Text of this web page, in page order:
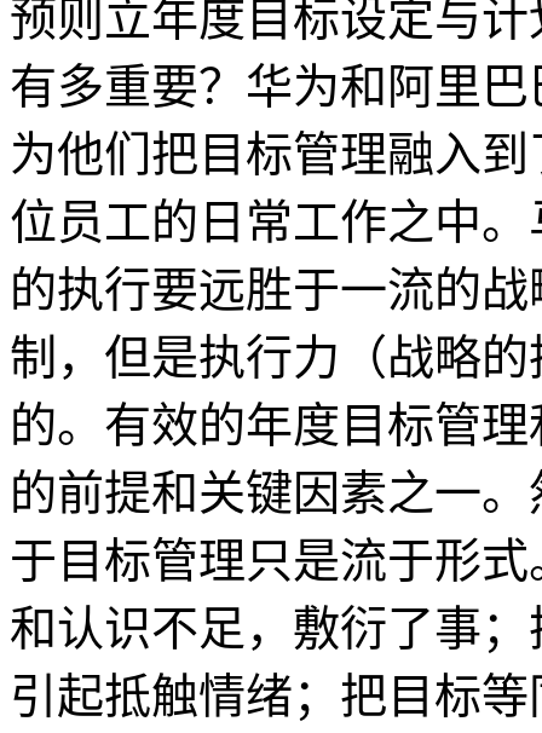
预则立年度目标设定与
有多重要？华为和阿里
为他们把目标管理融入
位员工的日常工作之中
的执行要远胜于一流的
制，但是执行力（战略
的。有效的年度目标管
的前提和关键因素之一
于目标管理只是流于形
和认识不足，敷衍了事
引起抵触情绪；把目标